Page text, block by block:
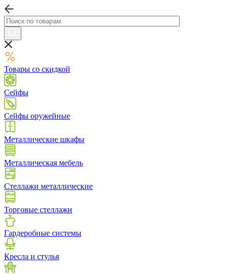
Товары со скидкой
Сейфы
Сейфы оружейные
Металлические шкафы
Металлическая мебель
Стеллажи металлические
Торговые стеллажи
Гардеробные системы
Кресла и стулья